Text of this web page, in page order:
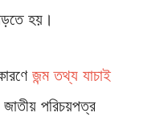
হয়।
জন্ম তথ্য যাচাই
জাতীয় পরিচয়পত্র